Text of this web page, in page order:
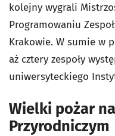
kolejny wygrali
Programowaniu
Krakowie. W sumie w
aż cztery zespoły
uniwersyteckiego
Wielki pożar
Przyrodniczym